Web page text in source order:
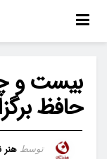
بیست و
حافظ
توسط هنر